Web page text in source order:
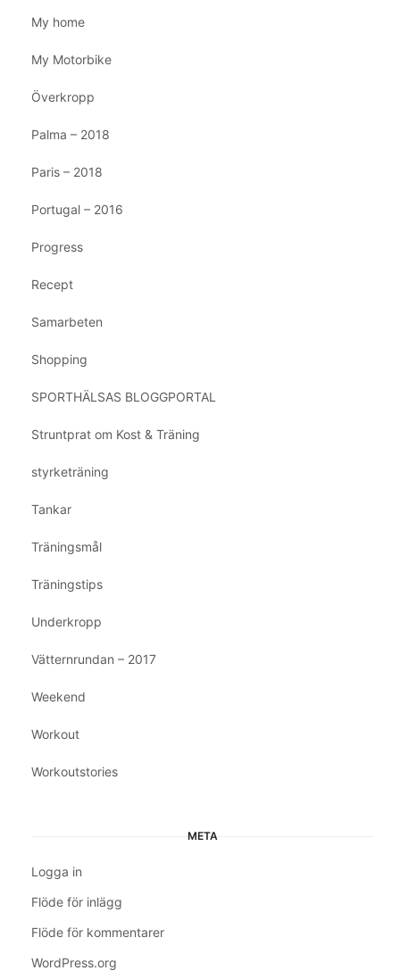
My home
My Motorbike
Överkropp
Palma – 2018
Paris – 2018
Portugal – 2016
Progress
Recept
Samarbeten
Shopping
SPORTHÄLSAS BLOGGPORTAL
Struntprat om Kost & Träning
styrketräning
Tankar
Träningsmål
Träningstips
Underkropp
Vätternrundan – 2017
Weekend
Workout
Workoutstories
META
Logga in
Flöde för inlägg
Flöde för kommentarer
WordPress.org